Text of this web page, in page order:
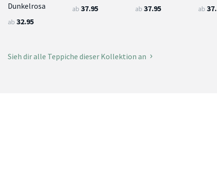
Dunkelrosa
ab 32.95
ab 37.95 ab 37.95 ab
Sieh dir alle Teppiche dieser Kollektion an